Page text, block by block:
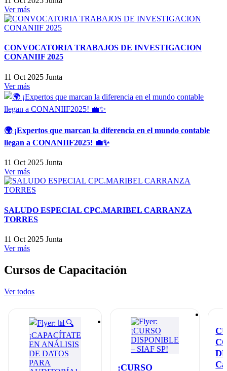
Ver más
CONVOCATORIA TRABAJOS DE INVESTIGACION
CONANIIF 2025
11 Oct 2025 Junta
Ver más
🌍 ¡Expertos que marcan la diferencia en el mundo contable
llegan a CONANIIF2025! 💼✨
11 Oct 2025 Junta
Ver más
SALUDO ESPECIAL CPC.MARIBEL CARRANZA
TORRES
11 Oct 2025 Junta
Ver más
Cursos de Capacitación
Ver todos
¡CURSO